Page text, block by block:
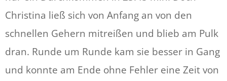
Christina ließ sich von Anfang an von den
schnellen Gehern mitreißen und blieb am Pulk
dran. Runde um Runde kam sie besser in Gang
und konnte am Ende ohne Fehler eine Zeit von